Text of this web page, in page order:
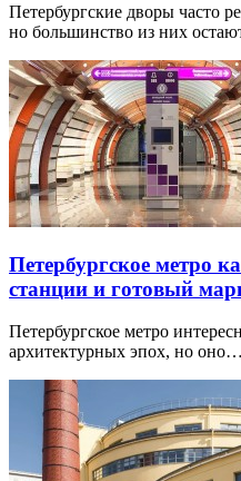
Петербургские дворы часто
но большинство из них
Петербургское метро
станции и готовый
Петербургское метро
архитектурных эпох, но оно…